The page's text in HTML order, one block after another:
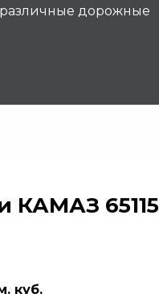
дорожные
КАМАЗ 65115
куб.